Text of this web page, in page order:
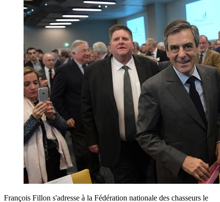
François Fillon s'adresse à la Fédération nationale des chasseurs le